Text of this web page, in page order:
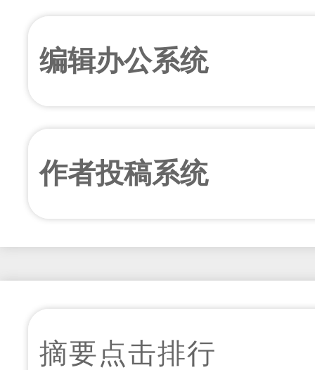
编辑办公系统
作者投稿系统
摘要点击排行